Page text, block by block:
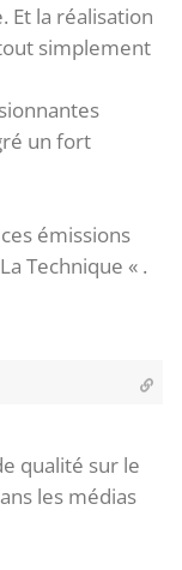
Et la réalisation
tout simplement
un fort
émissions
Technique « .
qualité sur le
les médias